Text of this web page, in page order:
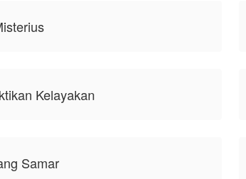
Kelayakan
Samar